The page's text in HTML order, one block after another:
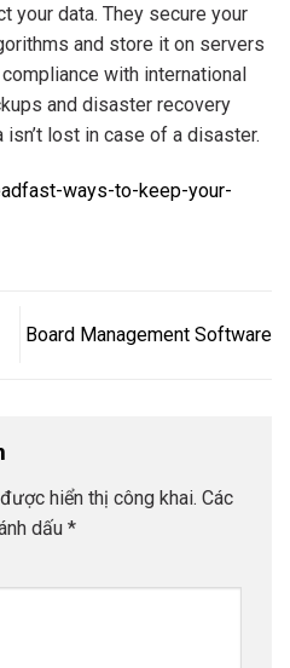
your data. They secure your
and store it on servers
with international
and disaster recovery
lost in case of a disaster.
ways-to-keep-your-
Board Management Software
hiển thị công khai. Các
dấu *